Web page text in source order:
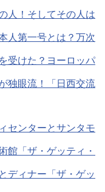
人！そしてその人は
人第一号とは？万次
受けた？ヨーロッパ
独眼流！「日西交流
センターとサンタモ
「ザ・ゲッティ・
ディナー「ザ・ゲッ